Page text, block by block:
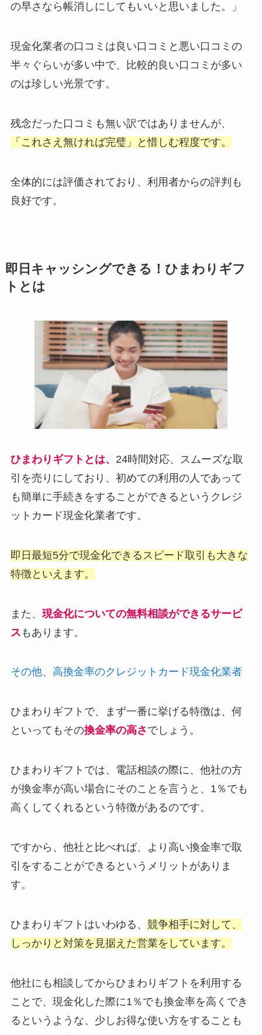
の早さなら帳消しにしてもいいと思いました。」
現金化業者の口コミは良い口コミと悪い口コミの
半々ぐらいが多い中で、比較的良い口コミが多い
のは珍しい光景です。
残念だった口コミも無い訳ではありませんが、
「これさえ無ければ完璧」と惜しむ程度です。
全体的には評価されており、利用者からの評判も
良好です。
即日キャッシングできる！ひまわりギフ
トとは
ひまわりギフトとは、 24時間対応、スムーズな取
引を売りにしており、初めての利用の人であって
も簡単に手続きをすることができるというクレジ
ットカード現金化業者です。
即日最短5分で現金化できるスピード取引も大きな
特徴といえます。
また、 現金化についての無料相談ができるサービ
ス もあります。
その他、高換金率のクレジットカード現金化業者
ひまわりギフトで、まず一番に挙げる特徴は、何
といってもその換金率の高さ でしょう。
ひまわりギフトでは、電話相談の際に、他社の方
が換金率が高い場合にそのことを言うと、1％でも
高くしてくれるという特徴があるのです。
ですから、他社と比べれば、より高い換金率で取
引をすることができるというメリットがありま
す。
ひまわりギフトはいわゆる、 競争相手に対して、
しっかりと対策を見据えた営業をしています。
他社にも相談してからひまわりギフトを利用する
ことで、現金化した際に1％でも換金率を高くでき
るというような、少しお得な使い方をすることも